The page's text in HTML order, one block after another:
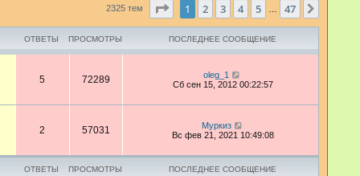
2325 тем Страница1 из 47
1 2 3 4 5 47
ОТВЕТЫ ПРОСМОТРЫ ПОСЛЕДНЕЕ СООБЩЕНИЕ
5 72289
oleg_1
Сб сен 15, 2012 00:22:57
2 57031
Муркиз
Вс фев 21, 2021 10:49:08
ОТВЕТЫ ПРОСМОТРЫ ПОСЛЕДНЕЕ СООБЩЕНИЕ